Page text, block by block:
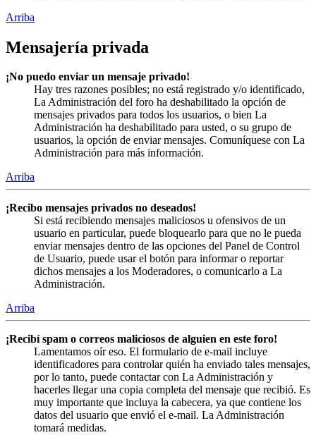
Arriba
Mensajería privada
¡No puedo enviar un mensaje privado!
Hay tres razones posibles; no está registrado y/o identificado,
La Administración del foro ha deshabilitado la opción de
mensajes privados para todos los usuarios, o bien La
Administración ha deshabilitado para usted, o su grupo de
usuarios, la opción de enviar mensajes. Comuníquese con La
Administración para más información.
Arriba
¡Recibo mensajes privados no deseados!
Si está recibiendo mensajes maliciosos u ofensivos de un
usuario en particular, puede bloquearlo para que no le pueda
enviar mensajes dentro de las opciones del Panel de Control
de Usuario, puede usar el botón para informar o reportar
dichos mensajes a los Moderadores, o comunicarlo a La
Administración.
Arriba
¡Recibí spam o correos maliciosos de alguien en este foro!
Lamentamos oír eso. El formulario de e-mail incluye
identificadores para controlar quién ha enviado tales mensajes,
por lo tanto, puede contactar con La Administración y
hacerles llegar una copia completa del mensaje que recibió. Es
muy importante que incluya la cabecera, ya que contiene los
datos del usuario que envió el e-mail. La Administración
tomará medidas.